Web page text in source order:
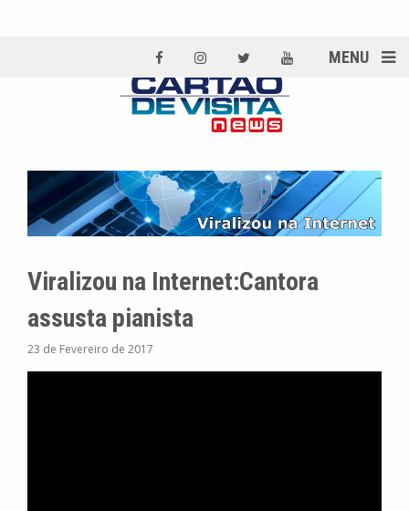
MENU
Viralizou na Internet:Cantora
assusta pianista
23 de Fevereiro de 2017